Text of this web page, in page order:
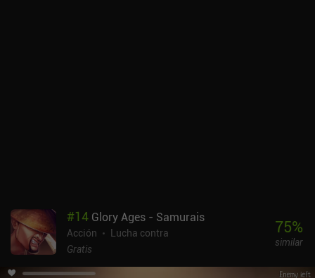
#14 Glory Ages - Samurais
Acción
Lucha contra
Gratis
75%
similar